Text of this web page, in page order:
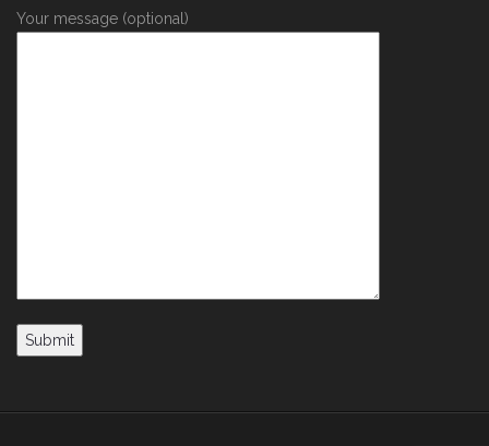
Your message (optional)